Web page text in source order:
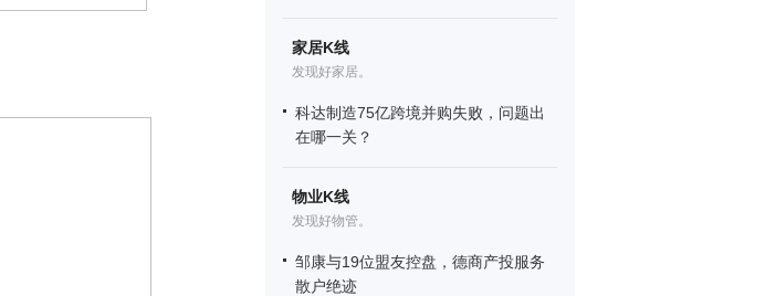
家居K线
发现好家居。
科达制造75亿跨境并购失败，问题出
在哪一关？
物业K线
发现好物管。
邹康与19位盟友控盘，德商产投服务
散户绝迹